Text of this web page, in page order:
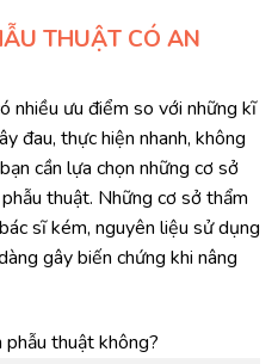
THUẬT CÓ AN
nhiều ưu điểm so với những kĩ
đau, thực hiện nhanh, không
cần lựa chọn những cơ sở
thuật. Những cơ sở thẩm
sĩ kém, nguyên liệu sử dụng
gây biến chứng khi nâng